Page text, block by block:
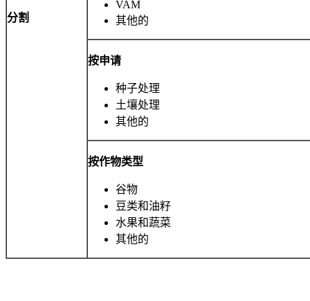
分割
VAM
其他的
按申请
种子处理
土壤处理
其他的
按作物类型
谷物
豆类和油籽
水果和蔬菜
其他的